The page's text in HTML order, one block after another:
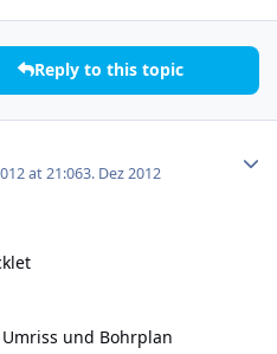
Reply to this topic
at 21:063. Dez 2012
Umriss und Bohrplan